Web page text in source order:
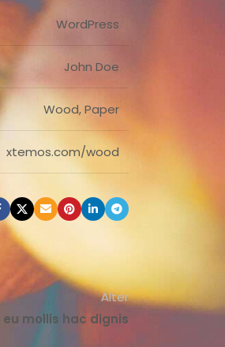
WordPress
John Doe
Wood, Paper
xtemos.com/wood
Älter
eu mollis hac dignis